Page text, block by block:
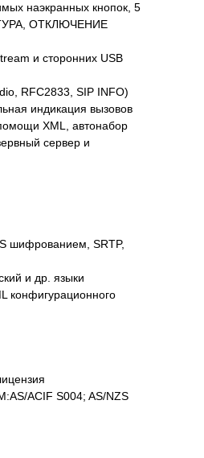
наэкранных кнопок, 5
ОТКЛЮЧЕНИЕ
и сторонних USB
RFC2833, SIP INFO)
индикация вызовов
XML, автонабор
сервер и
шифрованием, SRTP,
и др. языки
конфигурационного
ACIF S004; AS/NZS